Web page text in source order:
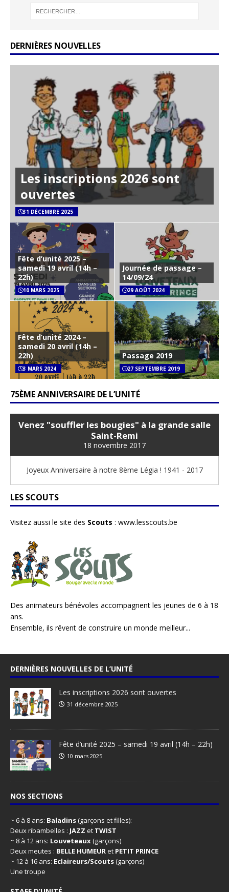
DERNIÈRES NOUVELLES
Les inscriptions 2026 sont
ouvertes
31 DÉCEMBRE 2025
Fête d’unité 2025 –
samedi 19 avril (14h –
22h)
10 MARS 2025
Journée de passage –
14/09/24
29 AOÛT 2024
Fête d’unité 2024 –
samedi 20 avril (14h –
22h)
3 MARS 2024
Passage 2019
27 SEPTEMBRE 2019
75ÈME ANNIVERSAIRE DE L’UNITÉ
Venez "souffler les bougies" à la grande salle
Saint-Remi
18 novembre 2017
Joyeux Anniversaire à notre 8ème Légia ! 1941 - 2017
LES SCOUTS
Visitez aussi le site des Scouts : www.lesscouts.be
Des animateurs bénévoles accompagnent les jeunes de 6 à 18
ans.
Ensemble, ils rêvent de construire un monde meilleur...
DERNIÈRES NOUVELLES DE L’UNITÉ
Les inscriptions 2026 sont ouvertes
31 décembre 2025
Fête d’unité 2025 – samedi 19 avril (14h – 22h)
10 mars 2025
NOS SECTIONS
~ 6 à 8 ans: Baladins(garçons et filles):
Deux ribambelles : JAZZ et TWIST
~ 8 à 12 ans: Louveteaux(garçons)
Deux meutes : BELLE HUMEURet PETIT PRINCE
~ 12 à 16 ans: Eclaireurs/Scouts(garçons)
Une troupe